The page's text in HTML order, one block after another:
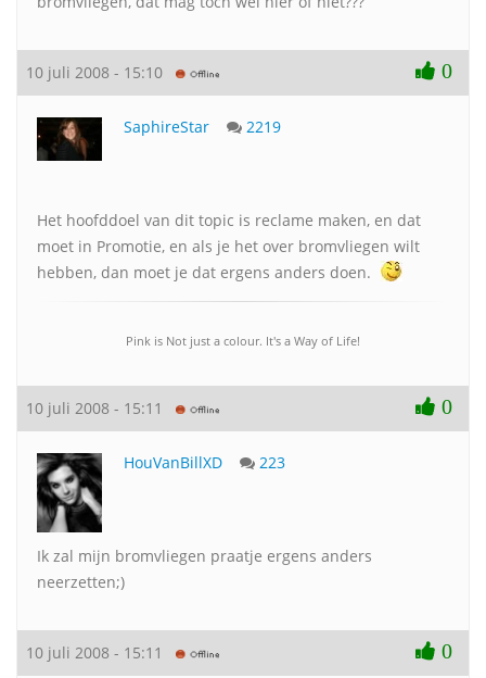
10 juli 2008 - 15:10 0
SaphireStar 2219
Het hoofddoel van dit topic is reclame maken, en dat
moet in Promotie, en als je het over bromvliegen wilt
hebben, dan moet je dat ergens anders doen.
Pink is Not just a colour. It's a Way of Life!
10 juli 2008 - 15:11 0
HouVanBillXD 223
Ik zal mijn bromvliegen praatje ergens anders
neerzetten;)
10 juli 2008 - 15:11 0